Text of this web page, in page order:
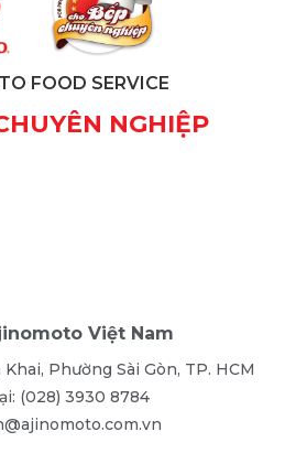
FOOD SERVICE
NGHIỆP
Việt Nam
Phường Sài Gòn, TP. HCM
(028) 3930 8784